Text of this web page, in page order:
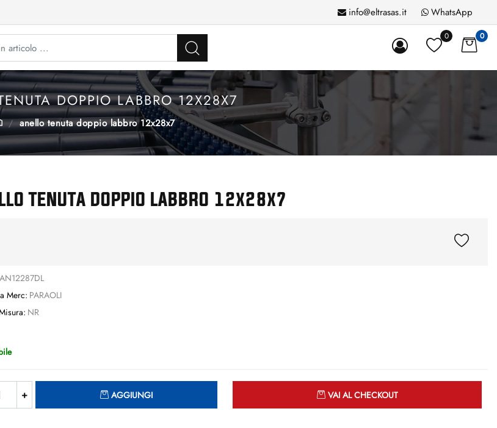
info@eltrasas.it WhatsApp
0 0
DOPPIO LABBRO 12X28X7
anello tenuta doppio labbro 12x28x7
TENUTA DOPPIO LABBRO 12x28x7
AN12287DL
Merc: PARAOLI
NR
AGGIUNGI VAI AL CHECKOUT